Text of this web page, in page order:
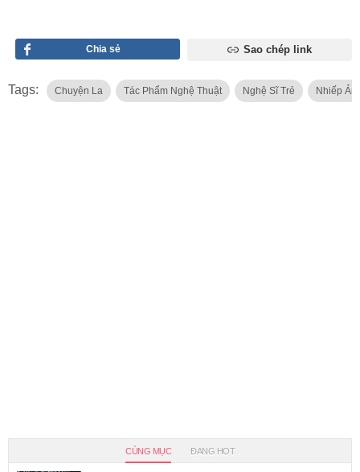
Chia sẻ Sao chép link
Tags: Chuyện La Tác Phẩm Nghệ Thuật Nghệ Sĩ Trẻ Nhiếp
CÙNG MỤC ĐANG HOT